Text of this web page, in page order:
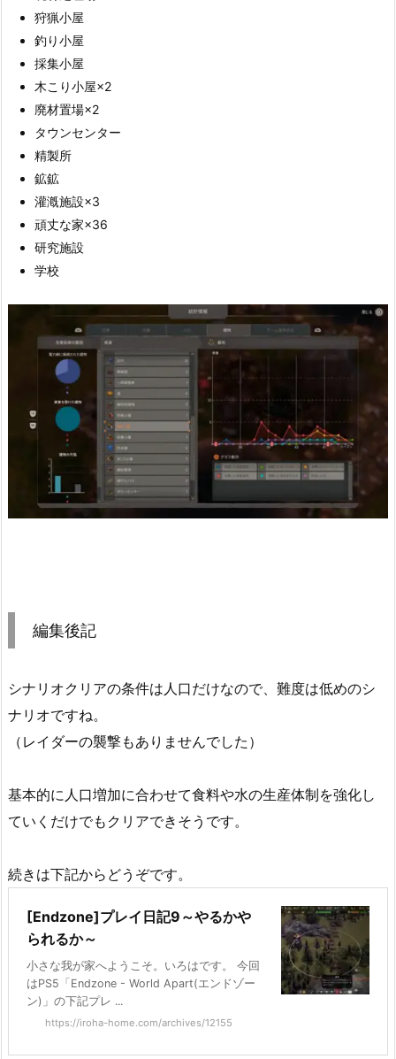
狩猟小屋
釣り小屋
採集小屋
木こり小屋×2
廃材置場×2
タウンセンター
精製所
鉱鉱
灌漑施設×3
頑丈な家×36
研究施設
学校
編集後記
シナリオクリアの条件は人口だけなので、難度は低めのシ
ナリオですね。
（レイダーの襲撃もありませんでした）
基本的に人口増加に合わせて食料や水の生産体制を強化し
ていくだけでもクリアできそうです。
続きは下記からどうぞです。
[Endzone]プレイ日記9～やるかや
られるか～
小さな我が家へようこそ。いろはです。 今回
はPS5「Endzone - World Apart(エンドゾー
ン)」の下記プレ ...
https://iroha-home.com/archives/12155